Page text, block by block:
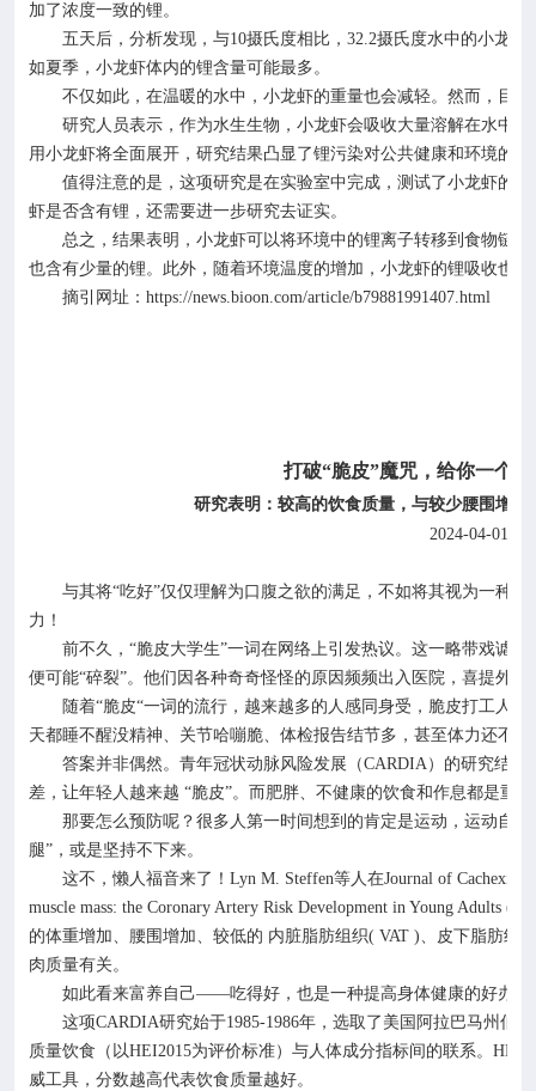
加了浓度一致的锂。
五天后，分析发现，与10摄氏度相比， 32.2摄氏度水中的小龙虾
如夏季，小龙虾体内的锂含量可能最多。
不仅如此，在温暖的水中，小龙虾的重量也会减轻。然而，目
研究人员表示，作为水生生物，小龙虾会吸收大量溶解在水中
用小龙虾将全面展开，研究结果凸显了锂污染对公共健康和环境的潜
值得注意的是，这项研究是在实验室中完成，测试了小龙虾的
虾是否含有锂，还需要进一步研究去证实。
总之，结果表明，小龙虾可以将环境中的锂离子转移到食物链
也含有少量的锂。此外，随着环境温度的增加，小龙虾的锂吸收也会
摘引网址： https://news.bioon.com/article/b79881991407.html
打破“脆皮”魔咒，给你一个
研究表明：较高的饮食质量，与较少腰围增
2024-04-01
与其将“吃好”仅仅理解为口腹之欲的满足，不如将其视为一种
力！
前不久， “脆皮大学生”一词在网络上引发热议。这一略带戏谑
便可能“碎裂”。他们因各种奇奇怪怪的原因频频出入医院，喜提外号
随着“脆皮“一词的流行，越来越多的人感同身受，脆皮打工人
天都睡不醒没精神、关节哈嘣脆、体检报告结节多，甚至体力还不
答案并非偶然。青年冠状动脉风险发展（CARDIA）的研究结果
差，让年轻人越来越 “脆皮”。而肥胖、不健康的饮食和作息都是重
那要怎么预防呢？很多人第一时间想到的肯定是运动，运动自
腿”，或是坚持不下来。
这不，懒人福音来了！ Lyn M. Steffen等人在Journal of Cachexia
muscle mass: the Coronary Artery Risk Development in Young Adults
的体重增加、腰围增加、较低的 内脏脂肪组织( VAT )、皮下脂肪组织
肉质量有关。
如此看来富养自己——吃得好，也是一种提高身体健康的好办法
这项CARDIA研究始于1985-1986年，选取了美国阿拉巴马州伯
质量饮食（以HEI2015为评价标准）与人体成分指标间的联系。
威工具，分数越高代表饮食质量越好。